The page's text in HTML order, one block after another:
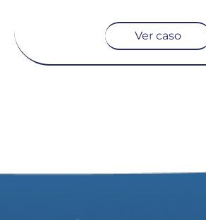
Ver caso